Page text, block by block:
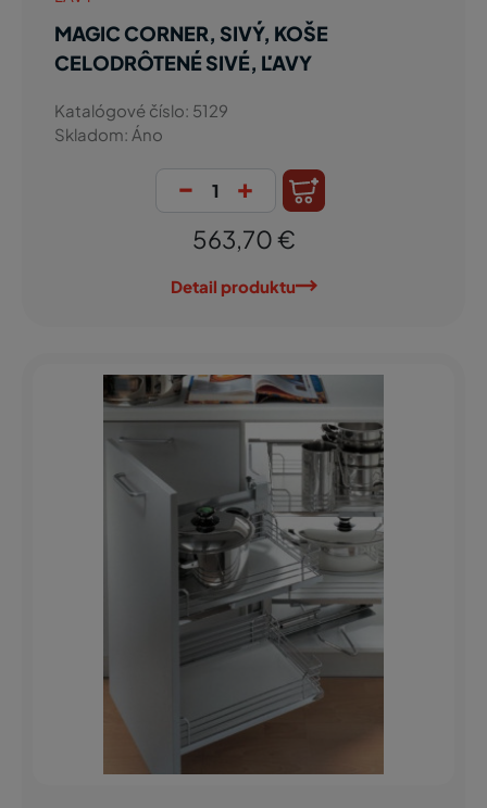
MAGIC CORNER, SIVÝ, KOŠE
CELODRÔTENÉ SIVÉ, ĽAVY
Katalógové číslo: 5129
Skladom: Áno
- +
563,70 €
Detail produktu